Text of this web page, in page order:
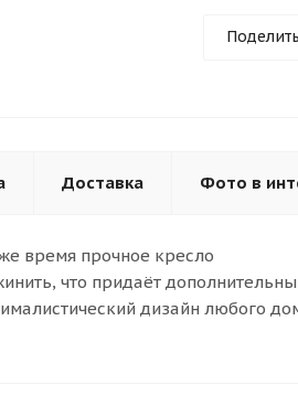
Доставка Фото в
время прочное кресло
что придаёт
дизайн любого